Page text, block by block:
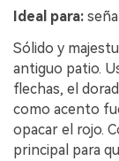
Ideal para:
Sólido y
antiguo patio.
flechas, el
como acento
opacar el rojo.
principal para